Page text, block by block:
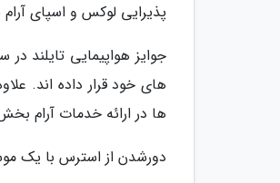
پذیرایی لوکس و اسپای
های خود قرار داده اند.
ها در ارائه خدمات آرام
دورشدن از استرس با یک